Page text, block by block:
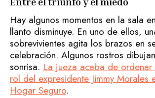
Hay algunos momentos en la sala
llanto disminuye. En uno de ellos,
sobrevivientes agita los brazos en
celebración. Algunos rostros
sonrisa. La jueza acaba de ordenar
rol del expresidente Jimmy Morales
Hogar Seguro.